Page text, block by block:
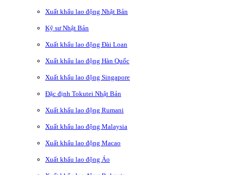
Xuất khẩu lao động Nhật Bản
Kỹ sư Nhật Bản
Xuất khẩu lao động Đài Loan
Xuất khẩu lao động Hàn Quốc
Xuất khẩu lao động Singapore
Đặc định Tokutei Nhật Bản
Xuất khẩu lao động Rumani
Xuất khẩu lao động Malaysia
Xuất khẩu lao động Macao
Xuất khẩu lao động Áo